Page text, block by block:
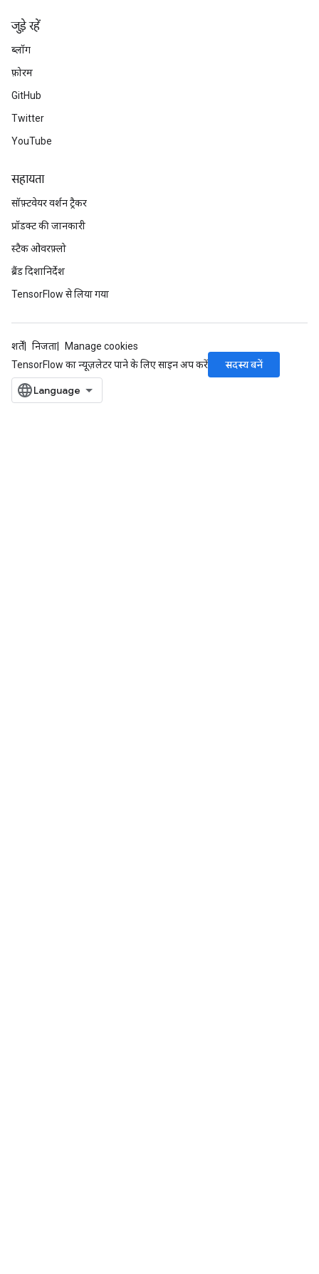
जुड़े रहें
ब्लॉग
फ़ोरम
GitHub
Twitter
YouTube
सहायता
सॉफ़्टवेयर वर्शन ट्रैकर
प्रॉडक्ट की जानकारी
स्टैक ओवरफ़्लो
ब्रैंड दिशानिर्देश
TensorFlow से लिया गया
शर्तें निजता
Manage cookies
TensorFlow का न्यूज़लेटर पाने के लिए साइन अप करें
सदस्य बनें